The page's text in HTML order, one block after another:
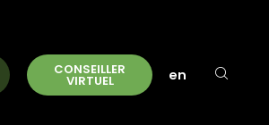
CONSEILLER
VIRTUEL en